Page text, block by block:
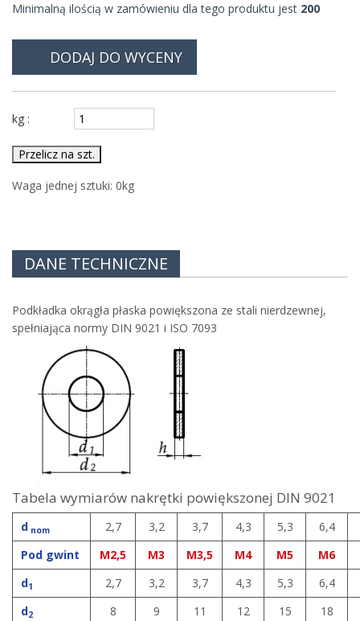
Minimalną ilością w zamówieniu dla tego produktu jest 200
DODAJ DO WYCENY
kg :
Przelicz na szt.
Waga jednej sztuki: 0kg
DANE TECHNICZNE
Podkładka okrągła płaska powiększona ze stali nierdzewnej,
spełniająca normy DIN 9021 i ISO 7093
Tabela wymiarów nakrętki powiększonej DIN 9021
d nom 2,7 3,2 3,7 4,3 5,3
6,4
Pod gwint
M2,5 M3 M3,5 M4 M5
M6
d1 2,7 3,2 3,7 4,3 5,3
6,4
d2 8 9 11 12 15
18